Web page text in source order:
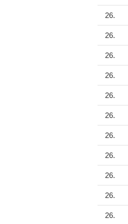
26.
26.
26.
26.
26.
26.
26.
26.
26.
26.
26.